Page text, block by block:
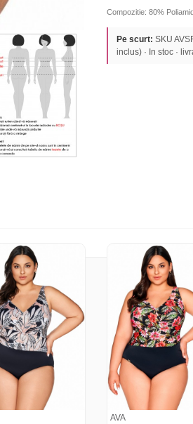
Compozitie: 80%
Pe scurt: SKU
inclus) · In stoc ·
AVA